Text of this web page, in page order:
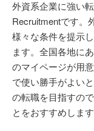
外資系企業に強い
Recruitmentです。
様々な条件を提示
ます。全国各地に
のマイページが用
で使い勝手がよい
の転職を目指すの
とをおすすめします